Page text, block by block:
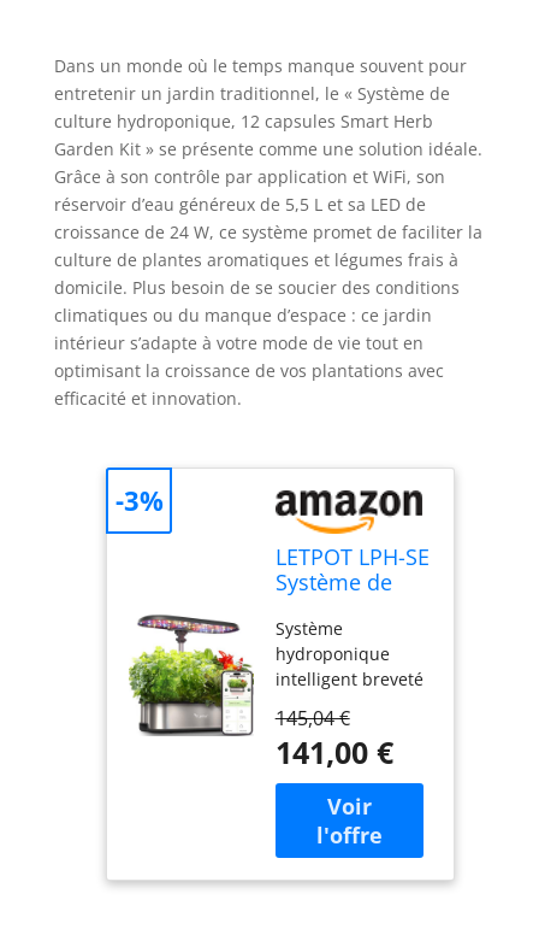
Dans un monde où le temps manque souvent pour
entretenir un jardin traditionnel, le « Système de
culture hydroponique, 12 capsules Smart Herb
Garden Kit » se présente comme une solution idéale.
Grâce à son contrôle par application et WiFi, son
réservoir d’eau généreux de 5,5 L et sa LED de
croissance de 24 W, ce système promet de faciliter la
culture de plantes aromatiques et légumes frais à
domicile. Plus besoin de se soucier des conditions
climatiques ou du manque d’espace : ce jardin
intérieur s’adapte à votre mode de vie tout en
optimisant la croissance de vos plantations avec
efficacité et innovation.
LETPOT LPH-SE
Système de
Hydroponique,
Kit de Jardin
d'Herbes
Intelligent de
12 Bacs pour
Intérieur,
Jardin
d'Intérieur,
Contrôle par
APP & WiFi,
avec LED de
Système
hydroponique
intelligent breveté
votre jardinage
d'intérieur au
niveau supérieur
avec notre système
hydroponique
intelligent breveté,
doté de
145,04 €
141,00 €
-3%